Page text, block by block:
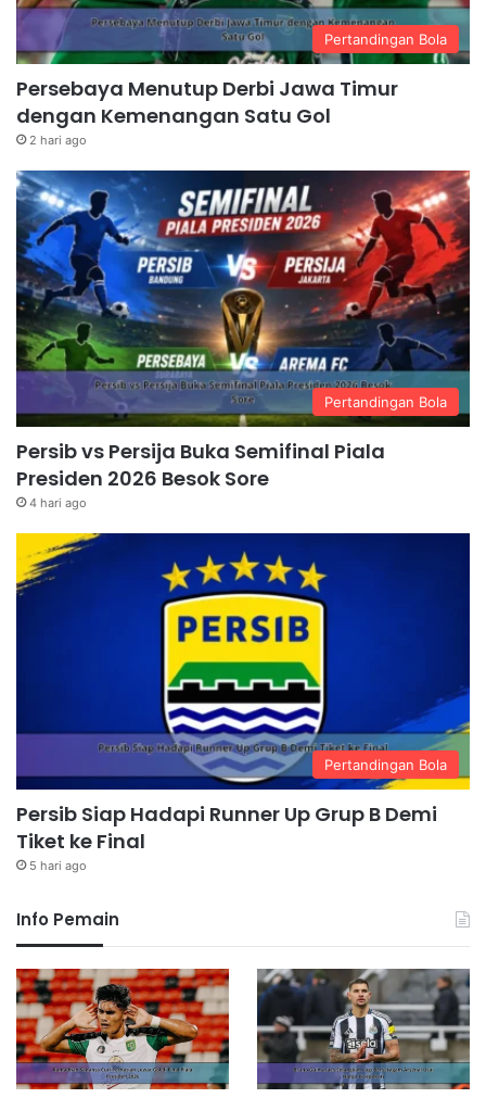
Pertandingan Bola
Persebaya Menutup Derbi Jawa Timur
dengan Kemenangan Satu Gol
2 hari ago
Pertandingan Bola
Persib vs Persija Buka Semifinal Piala
Presiden 2026 Besok Sore
4 hari ago
Pertandingan Bola
Persib Siap Hadapi Runner Up Grup B Demi
Tiket ke Final
5 hari ago
Info Pemain